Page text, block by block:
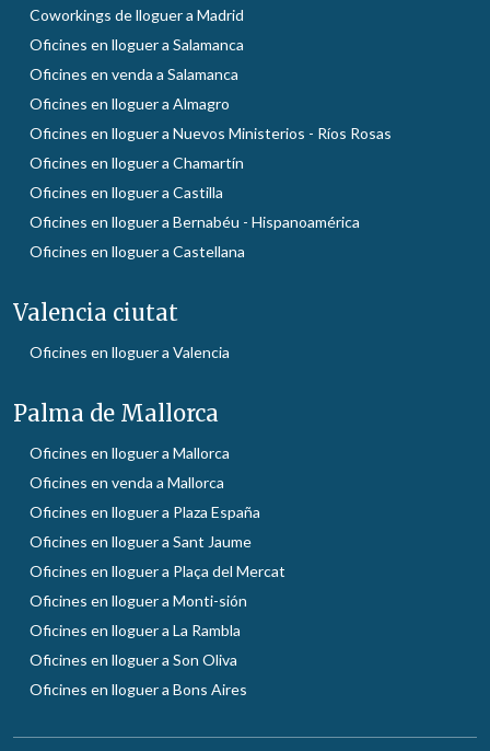
Coworkings de lloguer a Madrid
Oficines en lloguer a Salamanca
Oficines en venda a Salamanca
Oficines en lloguer a Almagro
Oficines en lloguer a Nuevos Ministerios - Ríos Rosas
Oficines en lloguer a Chamartín
Oficines en lloguer a Castilla
Oficines en lloguer a Bernabéu - Hispanoamérica
Oficines en lloguer a Castellana
Valencia ciutat
Oficines en lloguer a Valencia
Palma de Mallorca
Oficines en lloguer a Mallorca
Oficines en venda a Mallorca
Oficines en lloguer a Plaza España
Oficines en lloguer a Sant Jaume
Oficines en lloguer a Plaça del Mercat
Oficines en lloguer a Monti-sión
Oficines en lloguer a La Rambla
Oficines en lloguer a Son Oliva
Oficines en lloguer a Bons Aires